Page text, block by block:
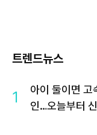
트렌드뉴스
1
아이 둘이면
인…오늘부터